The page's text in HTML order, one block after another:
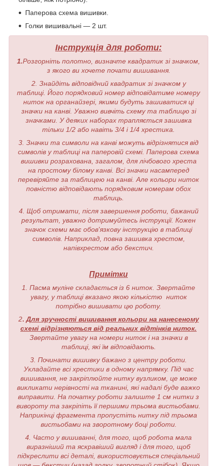
Паперова схема вишивки.
Голки вишивальні — 2 шт.
Інструкція для роботи:
1.Розгорніть полотно, визначте квадратик зі значком,
з якого ви хочете почати вишивання.
2. Знайдіть відповідний квадратик зі значком у
таблиці. Його порядковий номер відповідатиме номеру
ниток на органайзері, якими будуть зашиватися ці
значки на канві. Уважно вивчіть схему та таблицю зі
значками. У деяких наборах трапляється зашивка
тільки 1/2 або навіть 3/4 і 1/4 хрестика.
3. Значки та символи на канві можуть відрізнятися від
символів у таблиці на паперовій схемі. Паперова схема
вишивки розрахована, загалом, для лічбового хреста
на простому білому канві. Всі значки насамперед
перевіряйте за таблицею на канві. Але кольори ниток
повністю відповідають порядковим номерам обох
таблиць.
4. Щоб отримати, після завершення роботи, бажаний
результат, уважно дотримуйтесь інструкції. Кожен
значок схеми має обов'язкову інструкцію в таблиці
символів. Наприклад, повна зашивка хрестом,
напівхрестом або бекстич.
Примітки
1. Пасма муліне складається із 6 ниток. Звертайте
увагу, у таблиці вказано якою кількістю ниток
потрібно вишивати цю роботу.
2. Для зручності вишивання кольори на нанесеному
схемі відрізняються від реальних відтінків ниток.
Звертайте увагу на номери ниток і на значки в
таблиці, які їм відповідають.
3. Починати вишивку бажано з центру роботи.
Укладайте всі хрестики в одному напрямку. Під час
вишивання, не закріплюйте нитку вузликом, це може
викликати нерівності на тканині, які надалі буде важко
виправити. На початку роботи залиште 1 см нитки з
вивороту та закріпіть її першими трьома вистьобами.
Наприкінці фрагмента пропустіть нитку під трьома
вистьобами на зворотному боці роботи.
4. Часто у вишиванні, для того, щоб робота мала
виразніший та яскравіший вигляд і для того, щоб
підкреслити всі деталі, використовується спеціальний